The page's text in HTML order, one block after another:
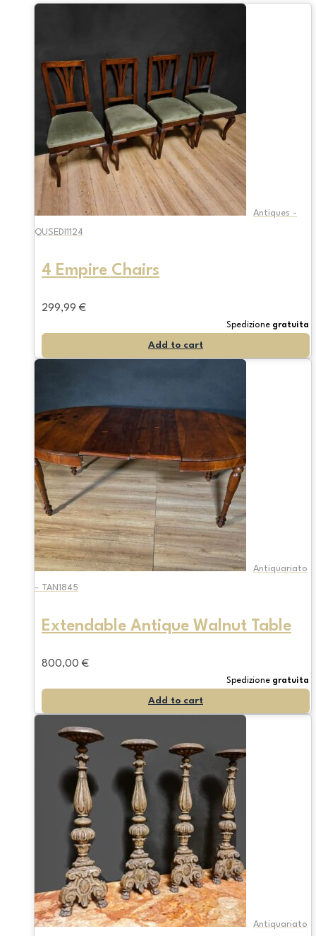
Antiques -
QUSEDI1124
4 Empire Chairs
299,99 €
Spedizione gratuita
Add to cart
Antiquariato
- TAN1845
Extendable Antique Walnut Table
800,00 €
Spedizione gratuita
Add to cart
Antiquariato